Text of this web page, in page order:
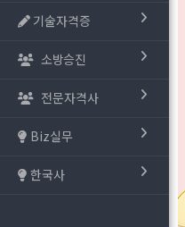
기술자격증
소방승진
전문자격사
Biz실무
한국사